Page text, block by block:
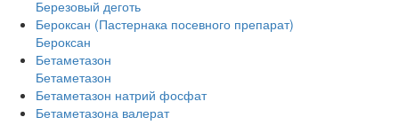
Березовый деготь
Бероксан (Пастернака посевного препарат)
Бероксан
Бетаметазон
Бетаметазон
Бетаметазон натрий фосфат
Бетаметазона валерат